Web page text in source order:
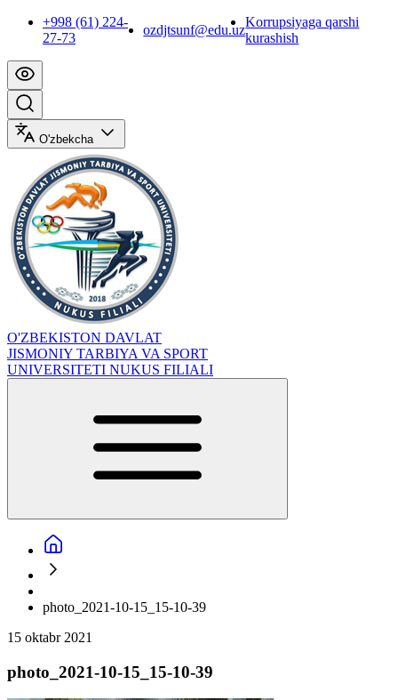
+998 (61) 224-
27-73
ozdjtsunf@edu.uz
Korrupsiyaga qarshi
kurashish
O'zbekcha
O'ZBEKISTON DAVLAT
JISMONIY TARBIYA VA SPORT
UNIVERSITETI NUKUS FILIALI
photo_2021-10-15_15-10-39
15 oktabr 2021
photo_2021-10-15_15-10-39